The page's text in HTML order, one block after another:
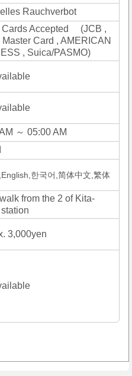
Rauchverbot
Cards Accepted (JCB ,
Master Card , AMERICAN
, Suica/PASMO)
～ 05:00 AM
한국어,简体中文,繁体
from the 2 of Kita-
3,000yen